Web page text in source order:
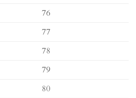
76
77
78
79
80